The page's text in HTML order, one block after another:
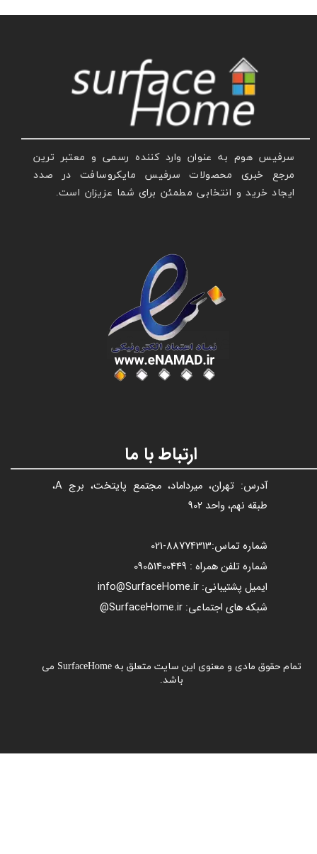
سرفیس هوم به عنوان وارد کننده رسمی و معتبر ترین
مرجع خبری محصولات سرفیس مایکروسافت در صدد
ایجاد خرید و انتخابی مطمئن برای شما عزیزان است.
عنوان با فونت تیتر
آدرس: تهران، میرداماد، مجتمع پایتخت، برج A،
طبقه نهم، واحد 902
شماره تماس:88774313​​​​​​​
-021​​​​​​​
شماره تلفن همراه : 09051400449
ایمیل پشتیبانی: info@SurfaceHome.ir
شبکه های اجتماعی: SurfaceHome.ir@
تمام حقوق مادی و معنوی این سایت متعلق به SurfaceHome می
باشد.
ارتباط با ما